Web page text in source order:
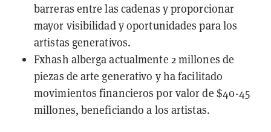
barreras entre las cadenas y proporcionar
mayor visibilidad y oportunidades para los
artistas generativos.
Fxhash alberga actualmente 2 millones de
piezas de arte generativo y ha facilitado
movimientos financieros por valor de $40-45
millones, beneficiando a los artistas.